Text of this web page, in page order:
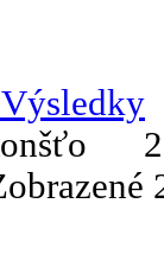
Výsledky